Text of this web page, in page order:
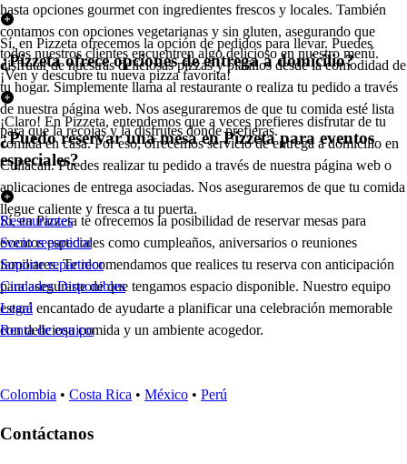
hasta opciones gourmet con ingredientes frescos y locales. También
contamos con opciones vegetarianas y sin gluten, asegurando que
todos nuestros clientes encuentren algo delicioso en nuestro menú.
¡Ven y descubre tu nueva pizza favorita!
Sí, en Pizzeta ofrecemos la opción de pedidos para llevar. Puedes
disfrutar de nuestras deliciosas pizzas y platillos desde la comodidad de
tu hogar. Simplemente llama al restaurante o realiza tu pedido a través
de nuestra página web. Nos aseguraremos de que tu comida esté lista
para que la recojas y la disfrutes donde prefieras.
¿Pizzeta ofrece opciones de entrega a domicilio?
¡Claro! En Pizzeta, entendemos que a veces prefieres disfrutar de tu
comida en casa. Por eso, ofrecemos servicio de entrega a domicilio en
Culiacán. Puedes realizar tu pedido a través de nuestra página web o
aplicaciones de entrega asociadas. Nos aseguraremos de que tu comida
llegue caliente y fresca a tu puerta.
¿Puedo reservar una mesa en Pizzeta para eventos
especiales?
Sí, en Pizzeta te ofrecemos la posibilidad de reservar mesas para
eventos especiales como cumpleaños, aniversarios o reuniones
familiares. Te recomendamos que realices tu reserva con anticipación
para asegurarte de que tengamos espacio disponible. Nuestro equipo
estará encantado de ayudarte a planificar una celebración memorable
con deliciosa comida y un ambiente acogedor.
Restaurantes
Socio repartidor
Soporte repartidor
Ciudades Disponibles
Legal
Renta de equipo
Colombia • Costa Rica • México • Perú
Contáctanos